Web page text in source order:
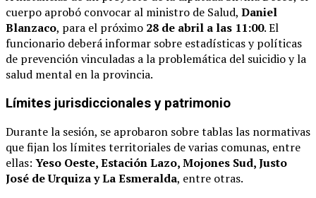
cuerpo aprobó convocar al ministro de Salud, Daniel
Blanzaco, para el próximo 28 de abril a las 11:00. El
funcionario deberá informar sobre estadísticas y políticas
de prevención vinculadas a la problemática del suicidio y la
salud mental en la provincia.
Límites jurisdiccionales y patrimonio
Durante la sesión, se aprobaron sobre tablas las normativas
que fijan los límites territoriales de varias comunas, entre
ellas: Yeso Oeste, Estación Lazo, Mojones Sud, Justo
José de Urquiza y La Esmeralda, entre otras.